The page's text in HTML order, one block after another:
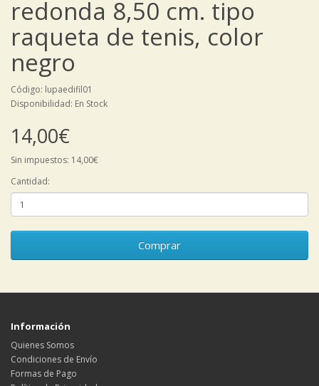
redonda 8,50 cm. tipo
raqueta de tenis, color
negro
Código: lupaedifil01
Disponibilidad: En Stock
14,00€
Sin impuestos: 14,00€
Cantidad:
Comprar
Información
Quienes Somos
Condiciones de Envío
Formas de Pago